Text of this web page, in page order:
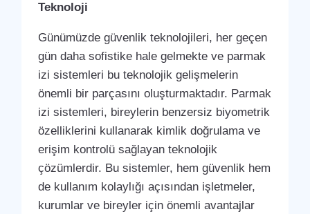
Teknoloji
Günümüzde güvenlik teknolojileri, her geçen
gün daha sofistike hale gelmekte ve parmak
izi sistemleri bu teknolojik gelişmelerin
önemli bir parçasını oluşturmaktadır. Parmak
izi sistemleri, bireylerin benzersiz biyometrik
özelliklerini kullanarak kimlik doğrulama ve
erişim kontrolü sağlayan teknolojik
çözümlerdir. Bu sistemler, hem güvenlik hem
de kullanım kolaylığı açısından işletmeler,
kurumlar ve bireyler için önemli avantajlar